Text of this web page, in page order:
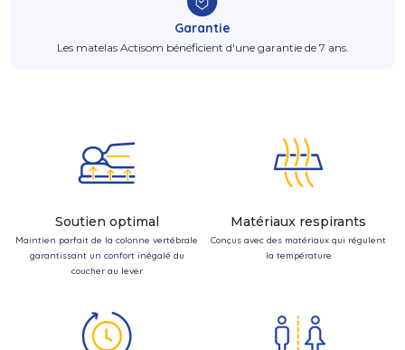
Garantie
Les matelas Actisom bénéficient d'une garantie de 7 ans.
Soutien optimal
Maintien parfait de la colonne vertébrale
garantissant un confort inégalé du
coucher au lever
Matériaux respirants
Conçus avec des matériaux qui régulent
la température